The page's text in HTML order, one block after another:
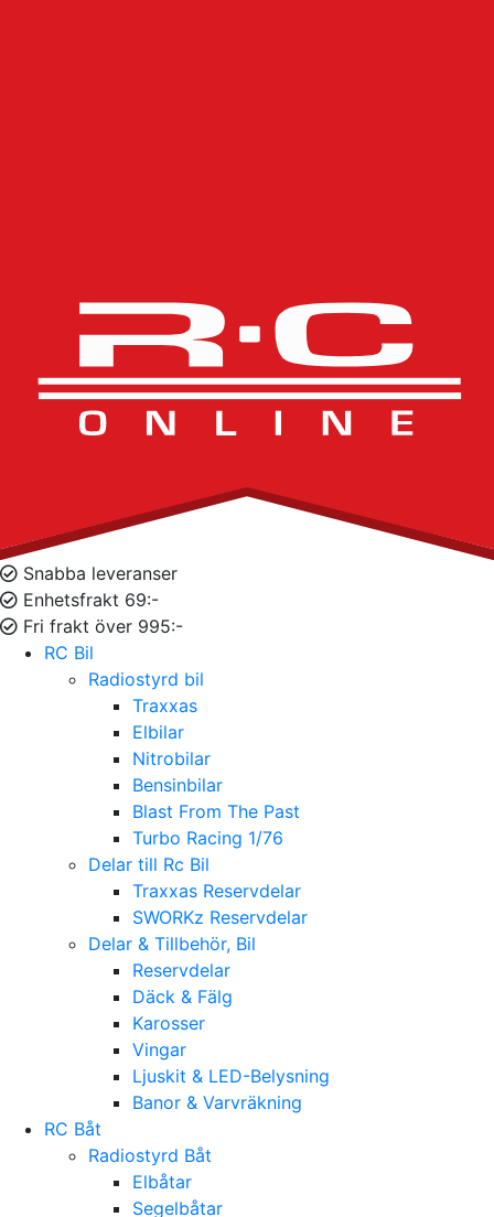
Snabba leveranser
Enhetsfrakt 69:-
Fri frakt över 995:-
RC Bil
Radiostyrd bil
Traxxas
Elbilar
Nitrobilar
Bensinbilar
Blast From The Past
Turbo Racing 1/76
Delar till Rc Bil
Traxxas Reservdelar
SWORKz Reservdelar
Delar & Tillbehör, Bil
Reservdelar
Däck & Fälg
Karosser
Vingar
Ljuskit & LED-Belysning
Banor & Varvräkning
RC Båt
Radiostyrd Båt
Elbåtar
Segelbåtar